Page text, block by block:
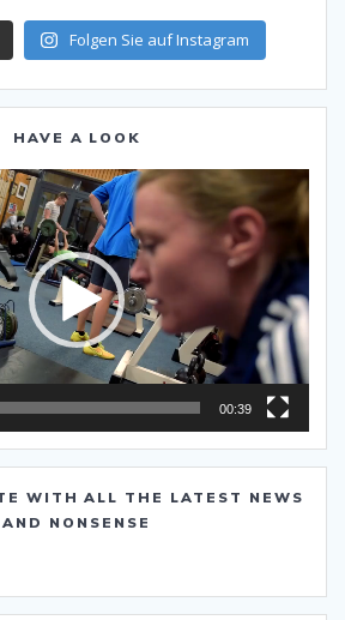
Folgen Sie auf Instagram
HAVE A LOOK
Video-
Player
00:39
WITH ALL THE LATEST NEWS
AND NONSENSE